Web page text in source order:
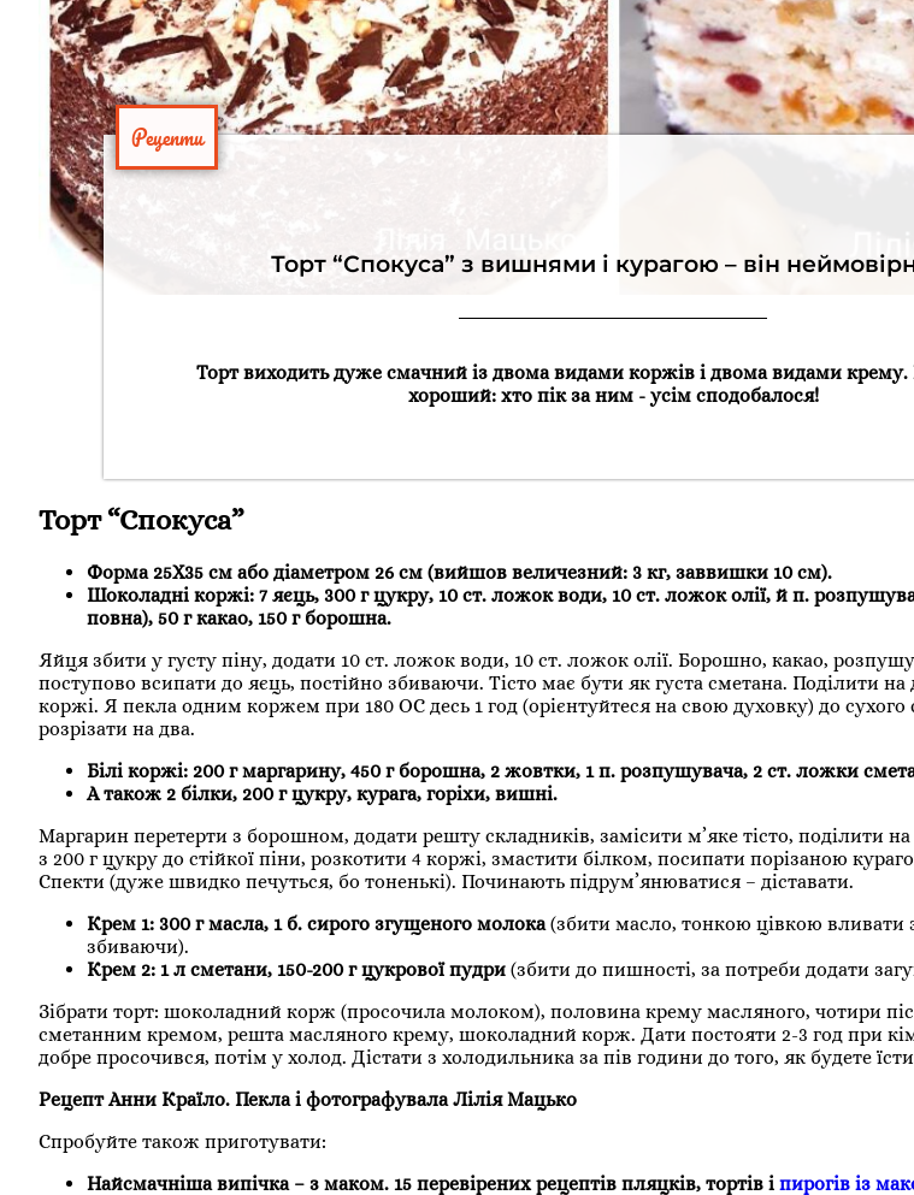
Рецепти
Торт “Спокуса” з вишнями і курагою – він
Торт виходить дуже смачний із двома видами коржів і двома видами
хороший: хто пік за ним - усім сподобалося!
Торт “Спокуса”
Форма 25Х35 см або діаметром 26 см (вийшов величезний: 3 кг, заввишки 10 см).
Шоколадні коржі: 7 яєць, 300 г цукру, 10 ст. ложок води, 10 ст. ложок олії, й п.
повна), 50 г какао, 150 г борошна.
Яйця збити у густу піну, додати 10 ст. ложок води, 10 ст. ложок олії. Борошно, какао,
поступово всипати до яєць, постійно збиваючи. Тісто має бути як густа сметана. Поділити на
коржі. Я пекла одним коржем при 180 ОС десь 1 год (орієнтуйтеся на свою духовку) до сухого
розрізати на два.
Білі коржі: 200 г маргарину, 450 г борошна, 2 жовтки, 1 п. розпушувача, 2 ст. ложки
А також 2 білки, 200 г цукру, курага, горіхи, вишні.
Маргарин перетерти з борошном, додати решту складників, замісити м’яке тісто, поділити
з 200 г цукру до стійкої піни, розкотити 4 коржі, змастити білком, посипати порізаною
Спекти (дуже швидко печуться, бо тоненькі). Починають підрум’янюватися – діставати.
Крем 1: 300 г масла, 1 б. сирого згущеного молока(збити масло, тонкою цівкою вливати
збиваючи).
Крем 2: 1 л сметани, 150-200 г цукрової пудри (збити до пишності, за потреби додати
Зібрати торт: шоколадний корж (просочила молоком), половина крему масляного, чотири
сметанним кремом, решта масляного крему, шоколадний корж. Дати постояти 2-3 год при
добре просочився, потім у холод. Дістати з холодильника за пів години до того, як будете
Рецепт Анни Країло. Пекла і фотографувала Лілія Мацько
Спробуйте також приготувати:
Найсмачніша випічка – з маком. 15 перевірених рецептів пляцків, тортів і пирогів із